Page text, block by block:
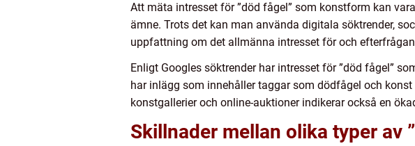
Att mäta intresset för ”död fågel” som konstform kan
ämne. Trots det kan man använda digitala söktrender,
uppfattning om det allmänna intresset för och
Enligt Googles söktrender har intresset för ”död fågel”
har inlägg som innehåller taggar som dödfågel och
konstgallerier och online-auktioner indikerar också en
Skillnader mellan olika typer av